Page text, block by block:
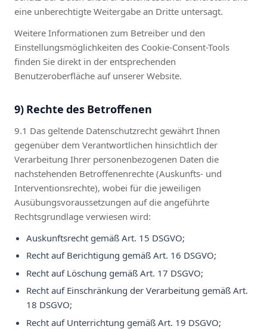
eine unberechtigte Weitergabe an Dritte untersagt.
Weitere Informationen zum Betreiber und den
Einstellungsmöglichkeiten des Cookie-Consent-Tools
finden Sie direkt in der entsprechenden
Benutzeroberfläche auf unserer Website.
9) Rechte des Betroffenen
9.1 Das geltende Datenschutzrecht gewährt Ihnen
gegenüber dem Verantwortlichen hinsichtlich der
Verarbeitung Ihrer personenbezogenen Daten die
nachstehenden Betroffenenrechte (Auskunfts- und
Interventionsrechte), wobei für die jeweiligen
Ausübungsvoraussetzungen auf die angeführte
Rechtsgrundlage verwiesen wird:
Auskunftsrecht gemäß Art. 15 DSGVO;
Recht auf Berichtigung gemäß Art. 16 DSGVO;
Recht auf Löschung gemäß Art. 17 DSGVO;
Recht auf Einschränkung der Verarbeitung gemäß Art.
18 DSGVO;
Recht auf Unterrichtung gemäß Art. 19 DSGVO;